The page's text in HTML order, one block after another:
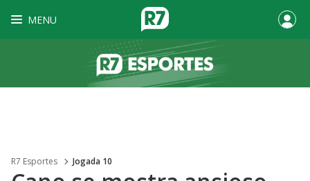
MENU
R7 Esportes Jogada 10